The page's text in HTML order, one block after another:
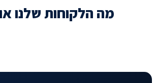
מה הלקוחות שלנו